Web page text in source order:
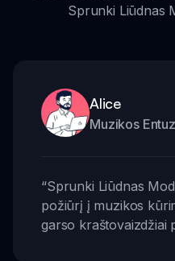
Sprunki Liūdnas
Alice
Muzikos
“Sprunki Liūdnas
požiūrį į muzikos
garso kraštovaizdžiai